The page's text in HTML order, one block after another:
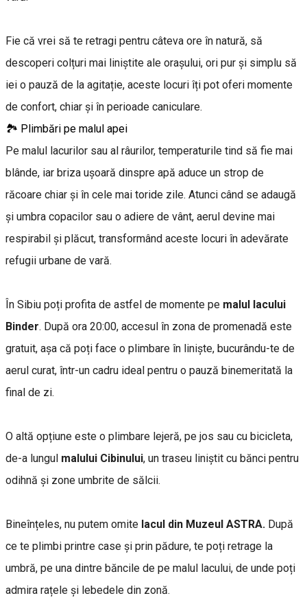
Fie că vrei să te retragi pentru câteva ore în natură, să
descoperi colțuri mai liniștite ale orașului, ori pur și simplu să
iei o pauză de la agitație, aceste locuri îți pot oferi momente
de confort, chiar și în perioade caniculare.
🏞️ Plimbări pe malul apei
Pe malul lacurilor sau al râurilor, temperaturile tind să fie mai
blânde, iar briza ușoară dinspre apă aduce un strop de
răcoare chiar și în cele mai toride zile. Atunci când se adaugă
și umbra copacilor sau o adiere de vânt, aerul devine mai
respirabil și plăcut, transformând aceste locuri în adevărate
refugii urbane de vară.
În Sibiu poți profita de astfel de momente pe malul lacului
Binder. După ora 20:00, accesul în zona de promenadă este
gratuit, așa că poți face o plimbare în liniște, bucurându-te de
aerul curat, într-un cadru ideal pentru o pauză binemeritată la
final de zi.
O altă opțiune este o plimbare lejeră, pe jos sau cu bicicleta,
de-a lungul malului Cibinului, un traseu liniștit cu bănci pentru
odihnă și zone umbrite de sălcii.
Bineînțeles, nu putem omite lacul din Muzeul ASTRA. După
ce te plimbi printre case și prin pădure, te poți retrage la
umbră, pe una dintre băncile de pe malul lacului, de unde poți
admira rațele și lebedele din zonă.